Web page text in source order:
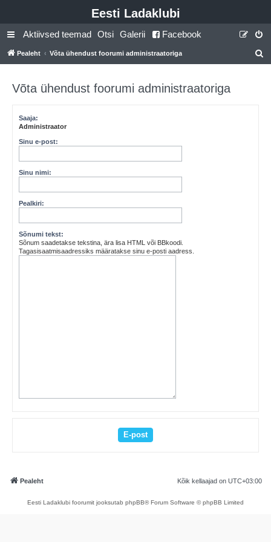
Eesti Ladaklubi
Aktiivsed teemad Otsi Galerii Facebook
Pealeht Võta ühendust foorumi administraatoriga
t
Võta ühendust foorumi administraatoriga
Saaja:
Administraator
Sinu e-post:
Sinu nimi:
Pealkiri:
Sõnumi tekst:
Sõnum saadetakse tekstina, ära lisa HTML või BBkoodi.
Tagasisaatmisaadressiks määratakse sinu e-posti aadress.
Pealeht Kõik kellaajad on UTC+03:00
Eesti Ladaklubi foorumit jooksutab phpBB® Forum Software © phpBB Limited